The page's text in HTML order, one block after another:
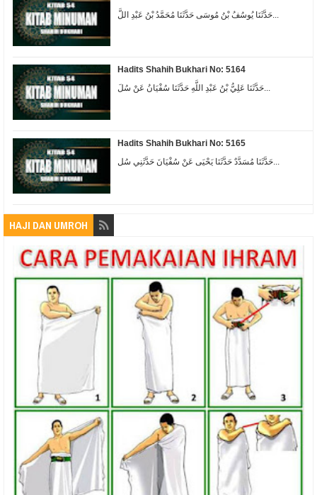
Hadits Shahih Bukhari No: 5164
حَدَّثَنَا عَلِيُّ بْنُ عَبْدِ اللَّهِ حَدَّثَنَا سُفْيَانُ عَنْ سُلَ...
Hadits Shahih Bukhari No: 5165
حَدَّثَنَا مُسَدَّدٌ حَدَّثَنَا يَحْيَى عَنْ سُفْيَانَ حَدَّثَنِي سُل...
HAJI DAN UMROH